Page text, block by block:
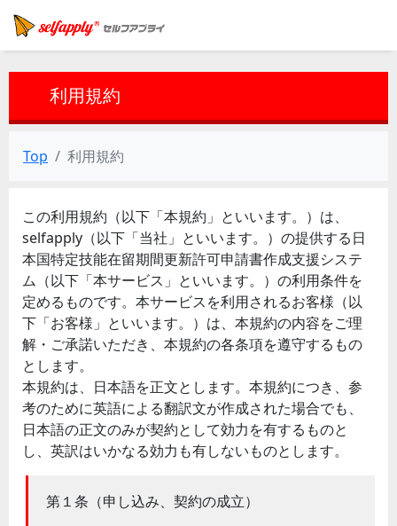
利用規約
Top 利用規約
この利用規約（以下「本規約」といいます。）は、
selfapply（以下「当社」といいます。）の提供する日
本国特定技能在留期間更新許可申請書作成支援システ
ム（以下「本サービス」といいます。）の利用条件を
定めるものです。本サービスを利用されるお客様（以
下「お客様」といいます。）は、本規約の内容をご理
解・ご承諾いただき、本規約の各条項を遵守するもの
とします。
本規約は、日本語を正文とします。本規約につき、参
考のために英語による翻訳文が作成された場合でも、
日本語の正文のみが契約として効力を有するものと
し、英訳はいかなる効力も有しないものとします。
第１条（申し込み、契約の成立）